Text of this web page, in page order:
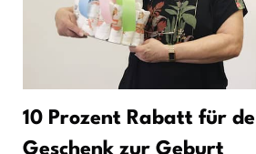
10 Prozent Rabatt für
Geschenk zur Geburt